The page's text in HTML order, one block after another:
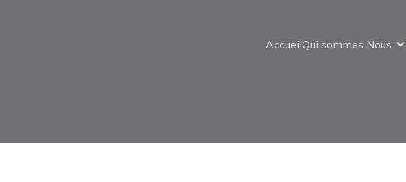
AccueilQui sommes Nous